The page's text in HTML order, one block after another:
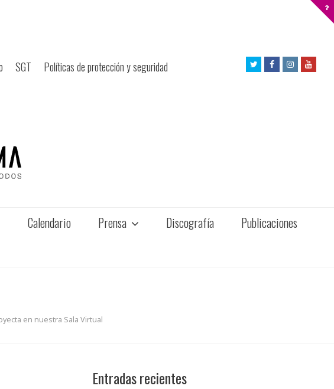
SGT Políticas de protección y seguridad
TwitterFacebookInstagram
Calendario Prensa Discografía Publicaciones
en nuestra Sala Virtual
Entradas recientes